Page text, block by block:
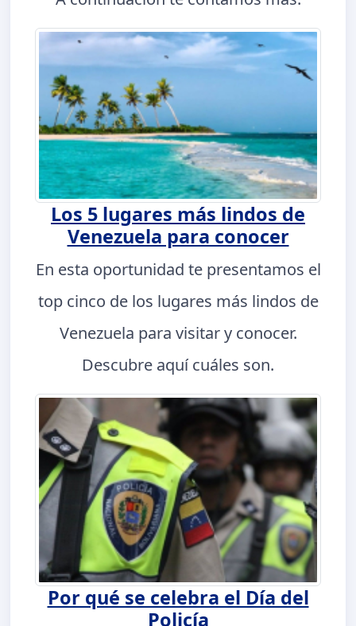
Los 5 lugares más lindos de
Venezuela para conocer
En esta oportunidad te presentamos el
top cinco de los lugares más lindos de
Venezuela para visitar y conocer.
Descubre aquí cuáles son.
Por qué se celebra el Día del
Policía